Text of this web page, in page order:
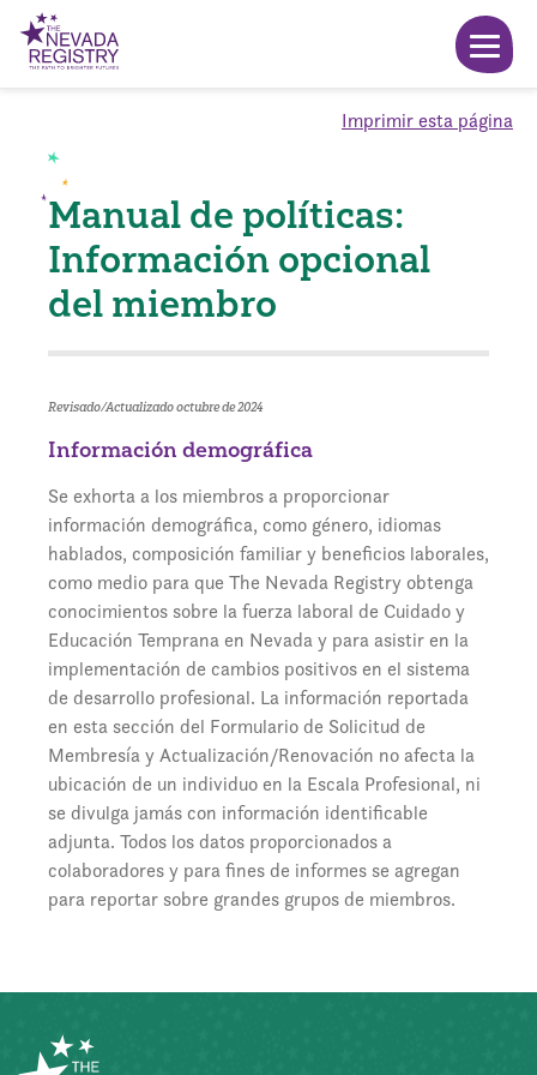
Imprimir esta página
Manual de políticas:
Información opcional
del miembro
Revisado/Actualizado octubre de 2024
Información demográfica
Se exhorta a los miembros a proporcionar
información demográfica, como género, idiomas
hablados, composición familiar y beneficios laborales,
como medio para que The Nevada Registry obtenga
conocimientos sobre la fuerza laboral de Cuidado y
Educación Temprana en Nevada y para asistir en la
implementación de cambios positivos en el sistema
de desarrollo profesional. La información reportada
en esta sección del Formulario de Solicitud de
Membresía y Actualización/Renovación no afecta la
ubicación de un individuo en la Escala Profesional, ni
se divulga jamás con información identificable
adjunta. Todos los datos proporcionados a
colaboradores y para fines de informes se agregan
para reportar sobre grandes grupos de miembros.